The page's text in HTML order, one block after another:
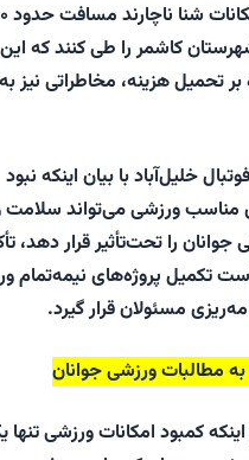
استفاده از
کاشمر را طی کنند که این
تحمیل هزینه، مخاطراتی نیز
خلیل‌آباد با بیان اینکه نبود
ورزشی می‌تواند سلامت
را تحت‌تأثیر قرار دهد،
تکمیل پروژه‌های نیمه‌تمام
مسئولان قرار گیرد.
مطالبات ورزشی جوانان
اینکه کمبود امکانات ورزشی تنها